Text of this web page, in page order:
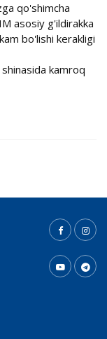
qo'shimcha
asosiy g'ildirakka
bo'lishi kerakligi
kamroq